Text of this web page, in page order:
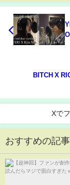
BITCH X
Xで
おすすめの記事